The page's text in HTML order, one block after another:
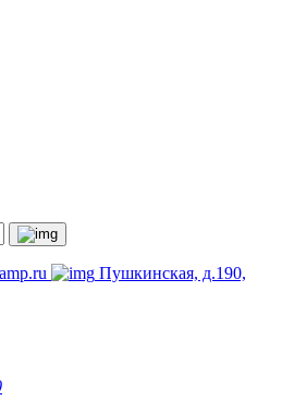
Пушкинская, д.190,